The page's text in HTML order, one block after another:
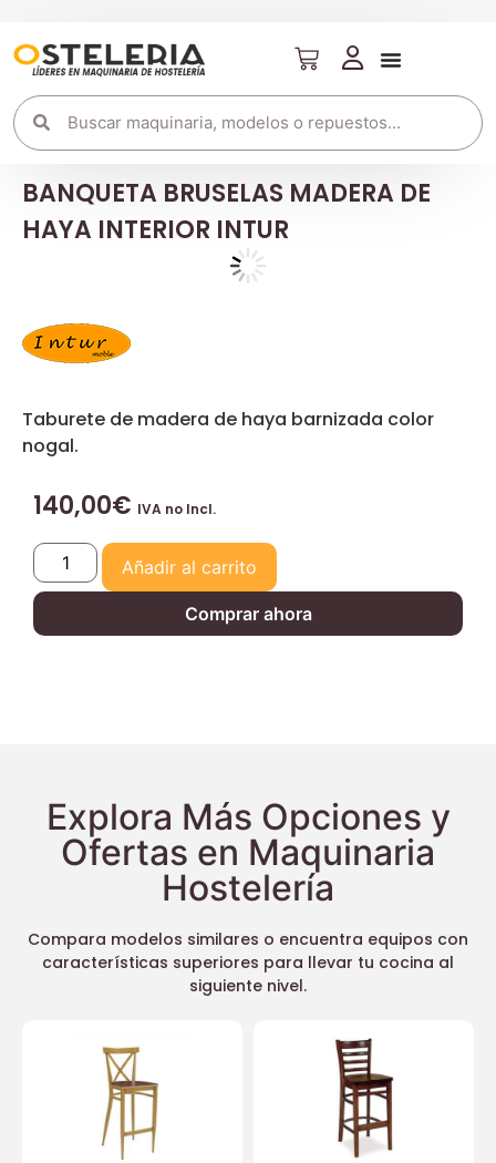
BANQUETA BRUSELAS MADERA DE
HAYA INTERIOR INTUR
Taburete de madera de haya barnizada color
nogal.
140,00€ IVA no Incl.
Añadir al carrito
Comprar ahora
Explora Más Opciones y
Ofertas en Maquinaria
Hostelería
Compara modelos similares o encuentra equipos con
características superiores para llevar tu cocina al
siguiente nivel.